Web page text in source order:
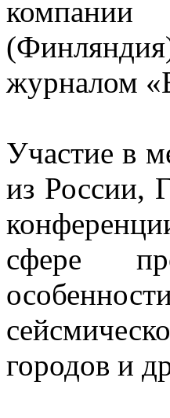
журналом
Участие в
из России,
сфере
городов и